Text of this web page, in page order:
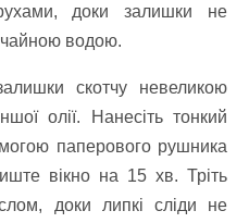
доки залишки не
водою.
скотчу невеликою
олії. Нанесіть тонкий
паперового рушника
вікно на 15 хв. Тріть
доки липкі сліди не